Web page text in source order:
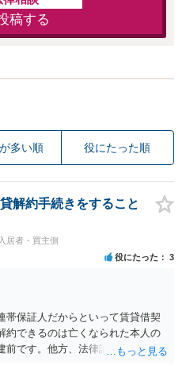
稿する
多い順 役にたった順
解約手続きをすること
居者・買主側
役にたった 3
帯保証人だからといって賃貸借契
約できるのは亡くなられた本人の
前です。他方、法律論はさてお